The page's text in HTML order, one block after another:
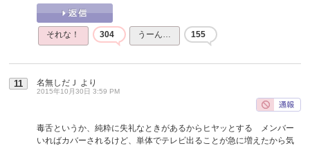
それな！ 304 うーん… 155
11 名無しだＪ より
2015年10月30日 3:59 PM
毒舌というか、純粋に失礼なときがあるからヒヤッとする メンバー
いればカバーされるけど、単体でテレビ出ることが急に増えたから気